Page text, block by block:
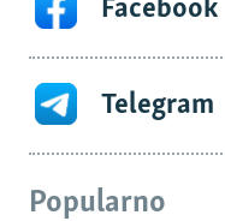
Facebook
Telegram
Popularno